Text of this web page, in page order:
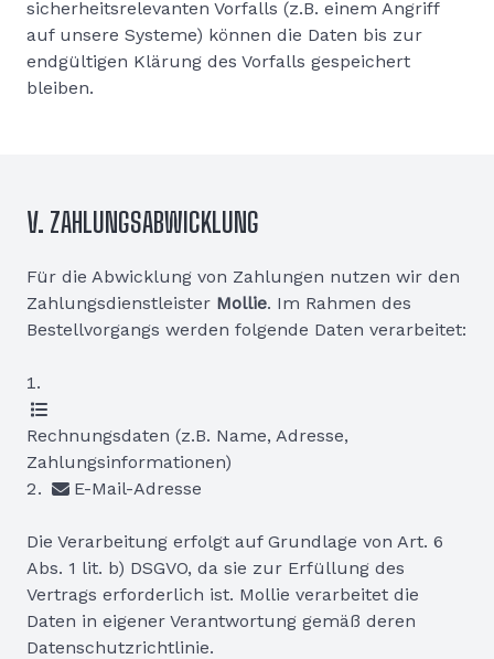
sicherheitsrelevanten Vorfalls (z.B. einem Angriff
auf unsere Systeme) können die Daten bis zur
endgültigen Klärung des Vorfalls gespeichert
bleiben.
V. ZAHLUNGSABWICKLUNG
Für die Abwicklung von Zahlungen nutzen wir den
Zahlungsdienstleister Mollie. Im Rahmen des
Bestellvorgangs werden folgende Daten verarbeitet:
Rechnungsdaten (z.B. Name, Adresse,
Zahlungsinformationen)
E-Mail-Adresse
Die Verarbeitung erfolgt auf Grundlage von Art. 6
Abs. 1 lit. b) DSGVO, da sie zur Erfüllung des
Vertrags erforderlich ist. Mollie verarbeitet die
Daten in eigener Verantwortung gemäß deren
Datenschutzrichtlinie.